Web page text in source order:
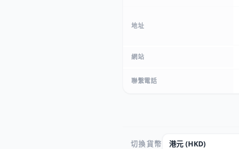
地址
網站
聯繫電話
切換貨幣